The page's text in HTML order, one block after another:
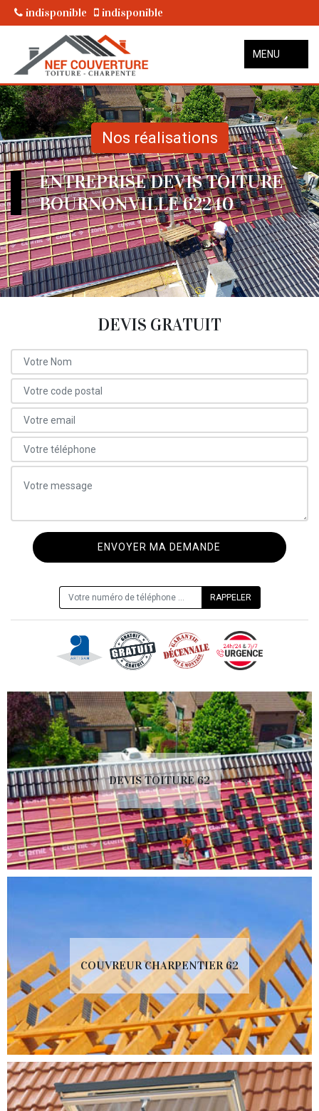
indisponible indisponible
MENU
Nos réalisations
ENTREPRISE DEVIS TOITURE
BOURNONVILLE 62240
DEVIS GRATUIT
DEVIS TOITURE 62
COUVREUR CHARPENTIER 62